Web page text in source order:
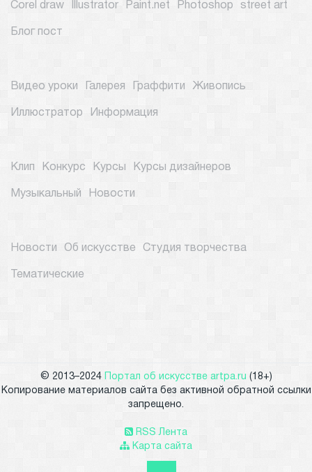
Corel draw Illustrator Paint.net Photoshop street art
Блог пост
Видео уроки Галерея Граффити Живопись
Иллюстратор Информация
Клип Конкурс Курсы Курсы дизайнеров
Музыкальный Новости
Новости Об искусстве Студия творчества
Тематические
© 2013–2024 Портал об искусстве artpa.ru (18+)
Копирование материалов сайта без активной обратной ссылки
запрещено.
RSS Лента
Карта сайта